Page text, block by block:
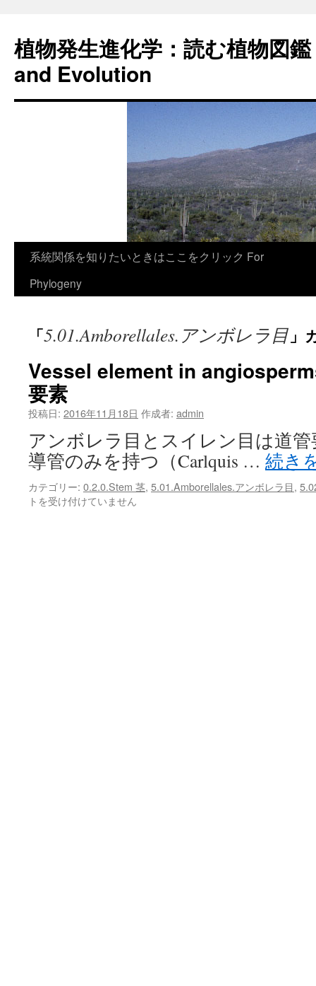
植物発生進化学：読む植物図
and Evolution
ツ
へ
ス
ッ
系統関係を知りたいときはここをクリック For
Phylogeny
「5.01.Amborellales.アンボレラ目 」
Vessel element in
要素
投稿日: 2016年11月18日 作成者: admin
アンボレラ目とスイレン目は道
導管のみを持つ（Carlquis … 続き
カテゴリー: 0.2.0.Stem 茎, 5.01.Amborellales.アンボレラ目,
トを受け付けていません